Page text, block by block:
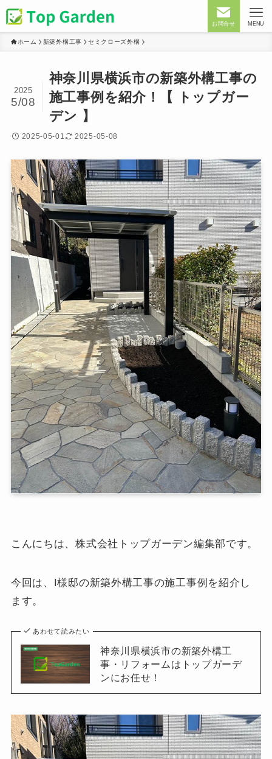
お問合せ MENU
ホーム 新築外構工事 セミクローズ外構
神奈川県横浜市の新築外構工事の
施工事例を紹介！【 トップガー
デン 】
2025
5/08
2025-05-01 2025-05-08
こんにちは、株式会社トップガーデン編集部です。
今回は、I様邸の新築外構工事の施工事例を紹介し
ます。
あわせて読みたい
神奈川県横浜市の新築外構工
事・リフォームはトップガーデ
ンにお任せ！